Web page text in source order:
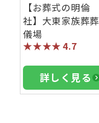
【お葬式の明倫
社】大東家族葬葬
儀場
★★★★4.7
詳しく見る